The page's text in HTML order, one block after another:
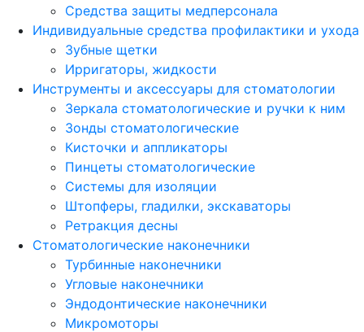
Средства защиты медперсонала
Индивидуальные средства профилактики и ухода
Зубные щетки
Ирригаторы, жидкости
Инструменты и аксессуары для стоматологии
Зеркала стоматологические и ручки к ним
Зонды стоматологические
Кисточки и аппликаторы
Пинцеты стоматологические
Системы для изоляции
Штопферы, гладилки, экскаваторы
Ретракция десны
Стоматологические наконечники
Турбинные наконечники
Угловые наконечники
Эндодонтические наконечники
Микромоторы